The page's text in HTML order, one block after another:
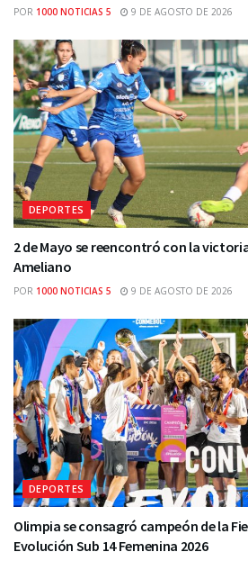
POR 1000 NOTICIAS 5 9 DE AGOSTO DE 2026
DEPORTES
2 de Mayo se reencontró con la
Ameliano
POR 1000 NOTICIAS 5 9 DE AGOSTO DE 2026
DEPORTES
Olimpia se consagró campeón de la
Evolución Sub 14 Femenina 2026